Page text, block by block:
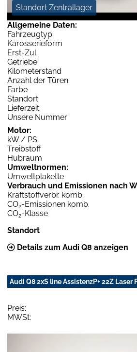
Standort Zentrallager
Allgemeine Daten:
Fahrzeugtyp
Karosserieform
Erst-Zul.
Getriebe
Kilometerstand
Anzahl der Türen
Farbe
Standort
Lieferzeit
Unsere Nummer
Motor:
kW / PS
Treibstoff
Hubraum
Umweltnormen:
Umweltplakette
Verbrauch und Emissionen nach
Kraftstoffverbr. komb.
CO2-Emissionen komb.
CO2-Klasse
Standort
Details zum Audi Q8 anzeigen
Audi Q8 2xS line AssistenzP+ 22Z Laser
Preis:
MWSt: